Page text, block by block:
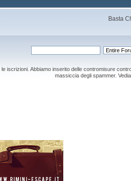
Basta
iscrizioni. Abbiamo inserito delle contromisure
massiccia degli spammer.